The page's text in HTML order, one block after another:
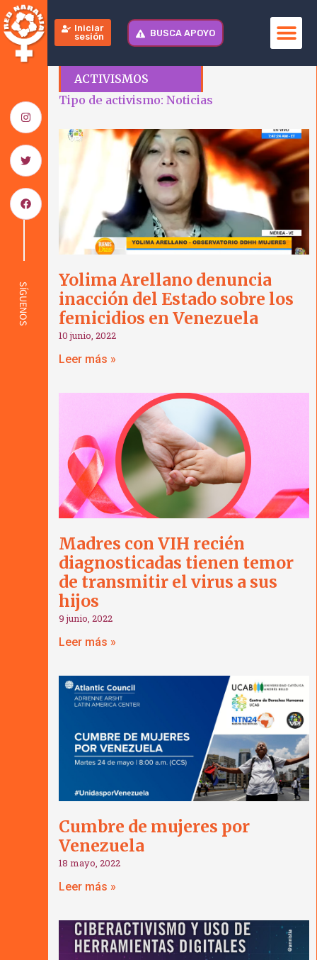
Iniciar
sesión
BUSCA APOYO
SÍGUENOS
ACTIVISMOS
Tipo de activismo: Noticias
Yolima Arellano denuncia
inacción del Estado sobre los
femicidios en Venezuela
10 junio, 2022
Leer más »
Madres con VIH recién
diagnosticadas tienen temor
de transmitir el virus a sus
hijos
9 junio, 2022
Leer más »
Cumbre de mujeres por
Venezuela
18 mayo, 2022
Leer más »